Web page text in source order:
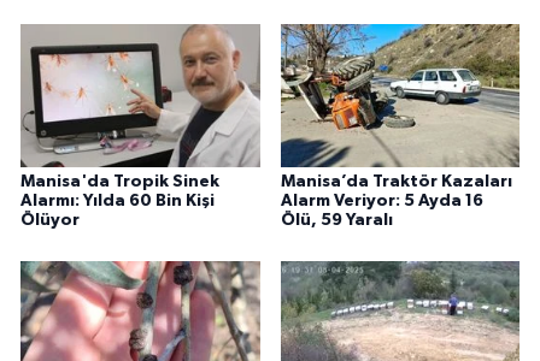
Manisa'da Tropik Sinek
Alarmı: Yılda 60 Bin Kişi
Ölüyor
Manisa’da Traktör Kazaları
Alarm Veriyor: 5 Ayda 16
Ölü, 59 Yaralı